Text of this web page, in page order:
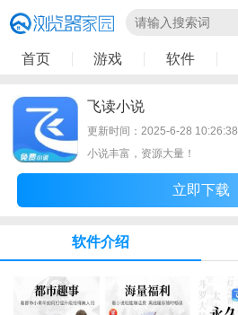
首页 游戏 软件
飞读小说
更新时间：2025-6-28 10:26:38
小说丰富，资源大量！
立即下载
软件介绍